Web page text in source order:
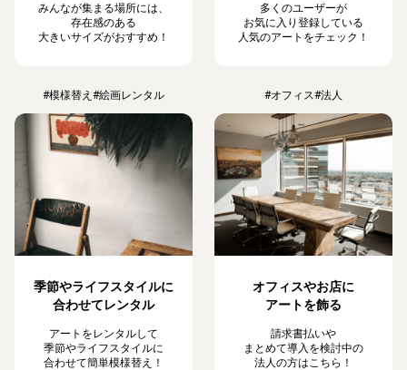
みんなが集まる場所には、
存在感のある
大きいサイズがおすすめ！
多くのユーザーが
お気に入り登録している
人気のアートをチェック！
#模様替え #絵画レンタル
季節やライフスタイルに
合わせてレンタル
アートをレンタルして
季節やライフスタイルに
合わせて簡単模様替え！
#オフィス#法人
オフィスやお店に
アートを飾る
請求書払いや
まとめて導入を検討中の
法人の方はこちら！